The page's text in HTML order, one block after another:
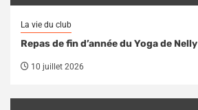
La vie du club
Repas de fin d’année du Yoga de Nelly
10 juillet 2026